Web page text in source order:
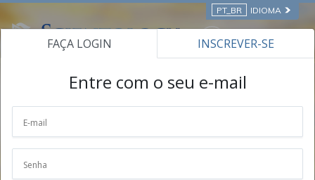
PT_BR IDIOMA
CURSOS ON-LINE
O Seu Perfil
Informação Pessoal
FAÇA LOGIN INSCREVER-SE
Entre com o seu e-mail